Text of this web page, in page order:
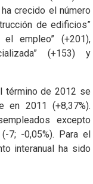
crecido el número
de edificios”
el empleo” (+201),
(+153) y
término de 2012 se
en 2011 (+8,37%).
excepto
7; -0,05%). Para el
interanual ha sido